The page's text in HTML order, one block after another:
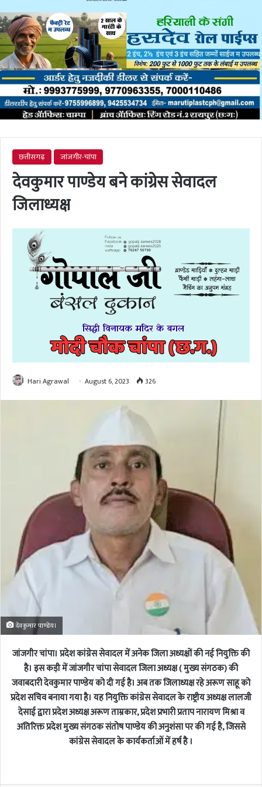
छत्तीसगढ़ जांजगीर-चांपा
देवकुमार पाण्डेय बने कांग्रेस सेवादल
जिलाध्यक्ष
Hari Agrawal August 6, 2023 326
देवकुमार पाण्डेय।
जांजगीर चांपा। प्रदेश कांग्रेस सेवादल में अनेक जिला अध्यक्षों की नई नियुक्ति की
है। इस कड़ी में जांजगीर चांपा सेवादल जिला अध्यक्ष ( मुख्य संगठक) की
जवाबदारी देवकुमार पाण्डेय को दी गई है। अब तक जिलाध्यक्ष रहे अरूण साहू को
प्रदेश सचिव बनाया गया है। यह नियुक्ति कांग्रेस सेवादल के राष्ट्रीय अध्यक्ष लालजी
देसाई द्वारा प्रदेश अध्यक्ष अरूण ताम्रकार, प्रदेश प्रभारी प्रताप नारायण मिश्रा व
अतिरिक्त प्रदेश मुख्य संगठक संतोष पाण्डेय की अनुशंसा पर की गई है, जिससे
कांग्रेस सेवादल के कार्यकर्ताओं में हर्ष है ।